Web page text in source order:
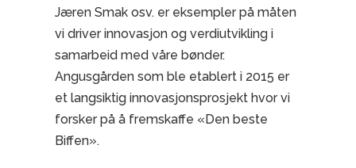
Jæren Smak osv. er eksempler på måten
vi driver innovasjon og verdiutvikling i
samarbeid med våre bønder.
Angusgården som ble etablert i 2015 er
et langsiktig innovasjonsprosjekt hvor vi
forsker på å fremskaffe «Den beste
Biffen».